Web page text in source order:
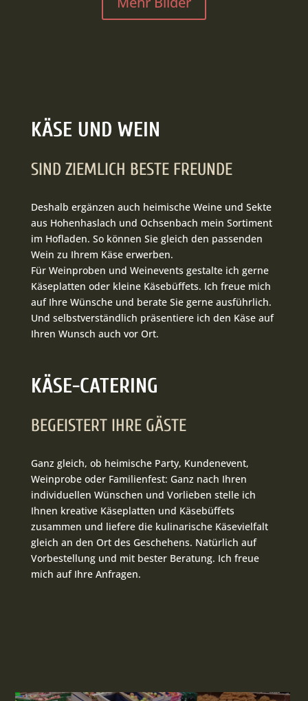
KÄSE UND WEIN
SIND ZIEMLICH BESTE FREUNDE
Deshalb ergänzen auch heimische Weine und Sekte
aus Hohenhaslach und Ochsenbach mein Sortiment
im Hofladen. So können Sie gleich den passenden
Wein zu Ihrem Käse erwerben.
Für Weinproben und Weinevents gestalte ich gerne
Käseplatten oder kleine Käsebüffets. Ich freue mich
auf Ihre Wünsche und berate Sie gerne ausführlich.
Und selbstverständlich präsentiere ich den Käse auf
Ihren Wunsch auch vor Ort.
KÄSE-CATERING
BEGEISTERT IHRE GÄSTE
Ganz gleich, ob heimische Party, Kundenevent,
Weinprobe oder Familienfest: Ganz nach Ihren
individuellen Wünschen und Vorlieben stelle ich
Ihnen kreative Käseplatten und Käsebüffets
zusammen und liefere die kulinarische Käsevielfalt
gleich an den Ort des Geschehens. Natürlich auf
Vorbestellung und mit bester Beratung. Ich freue
mich auf Ihre Anfragen.